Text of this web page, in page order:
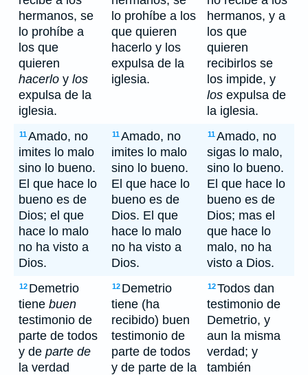
hermanos, se
lo prohíbe a
los que
quieren
hacerlo y los
expulsa de la
iglesia.
lo prohíbe a los
que quieren
hacerlo y los
expulsa de la
iglesia.
hermanos, y a
los que
quieren
recibirlos se
los impide, y
los expulsa de
la iglesia.
11Amado, no
imites lo malo
sino lo bueno.
El que hace lo
bueno es de
Dios; el que
hace lo malo
no ha visto a
Dios.
11Amado, no
imites lo malo
sino lo bueno.
El que hace lo
bueno es de
Dios. El que
hace lo malo
no ha visto a
Dios.
11Amado, no
sigas lo malo,
sino lo bueno.
El que hace lo
bueno es de
Dios; mas el
que hace lo
malo, no ha
visto a Dios.
12 Demetrio
tiene buen
testimonio de
parte de todos
y de parte de
la verdad
12 Demetrio
tiene (ha
recibido) buen
testimonio de
parte de todos
y de parte de la
12Todos dan
testimonio de
Demetrio, y
aun la misma
verdad; y
también